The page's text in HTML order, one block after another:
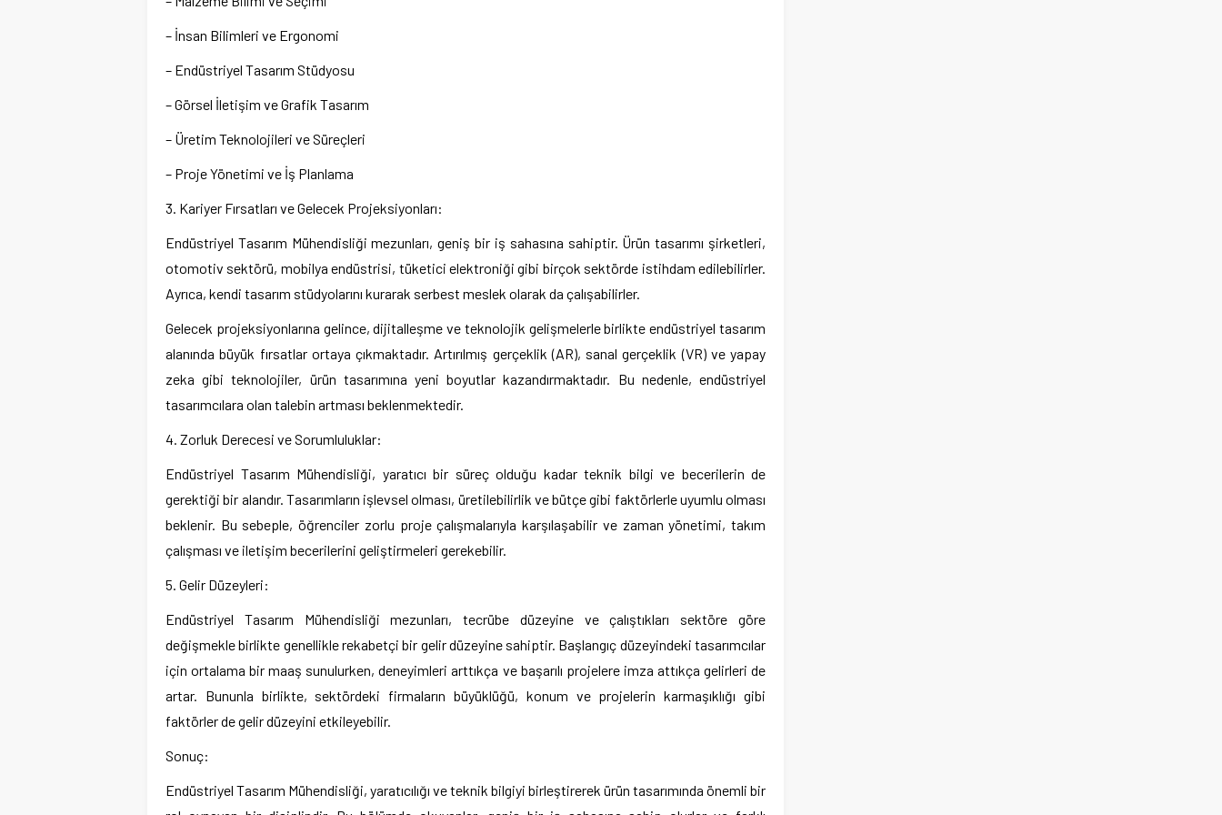
– İnsan Bilimleri ve Ergonomi
– Endüstriyel Tasarım Stüdyosu
– Görsel İletişim ve Grafik Tasarım
– Üretim Teknolojileri ve Süreçleri
– Proje Yönetimi ve İş Planlama
3. Kariyer Fırsatları ve Gelecek Projeksiyonları:
Endüstriyel Tasarım Mühendisliği mezunları, geniş bir iş sahasına sahiptir. Ürün tasarımı şirketleri,
otomotiv sektörü, mobilya endüstrisi, tüketici elektroniği gibi birçok sektörde istihdam edilebilirler.
Ayrıca, kendi tasarım stüdyolarını kurarak serbest meslek olarak da çalışabilirler.
Gelecek projeksiyonlarına gelince, dijitalleşme ve teknolojik gelişmelerle birlikte endüstriyel tasarım
alanında büyük fırsatlar ortaya çıkmaktadır. Artırılmış gerçeklik (AR), sanal gerçeklik (VR) ve yapay
zeka gibi teknolojiler, ürün tasarımına yeni boyutlar kazandırmaktadır. Bu nedenle, endüstriyel
tasarımcılara olan talebin artması beklenmektedir.
4. Zorluk Derecesi ve Sorumluluklar:
Endüstriyel Tasarım Mühendisliği, yaratıcı bir süreç olduğu kadar teknik bilgi ve becerilerin de
gerektiği bir alandır. Tasarımların işlevsel olması, üretilebilirlik ve bütçe gibi faktörlerle uyumlu olması
beklenir. Bu sebeple, öğrenciler zorlu proje çalışmalarıyla karşılaşabilir ve zaman yönetimi, takım
çalışması ve iletişim becerilerini geliştirmeleri gerekebilir.
5. Gelir Düzeyleri:
Endüstriyel Tasarım Mühendisliği mezunları, tecrübe düzeyine ve çalıştıkları sektöre göre
değişmekle birlikte genellikle rekabetçi bir gelir düzeyine sahiptir. Başlangıç düzeyindeki tasarımcılar
için ortalama bir maaş sunulurken, deneyimleri arttıkça ve başarılı projelere imza attıkça gelirleri de
artar. Bununla birlikte, sektördeki firmaların büyüklüğü, konum ve projelerin karmaşıklığı gibi
faktörler de gelir düzeyini etkileyebilir.
Sonuç:
Endüstriyel Tasarım Mühendisliği, yaratıcılığı ve teknik bilgiyi birleştirerek ürün tasarımında önemli bir